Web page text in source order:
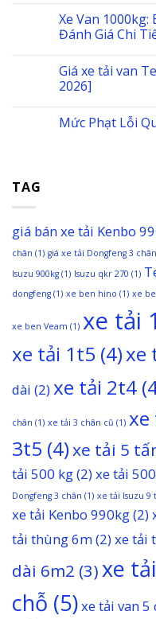
Xe Van
Đánh Giá Chi
Giá xe tải van
2026]
Mức Phạt Lỗi
TAG
giá bán xe tải Kenbo
chân (1) giá xe tải Dongfeng 3 chân
Isuzu 900kg (1) Isuzu qkr 270 (1)
dongfeng (1) xe ben hino (1) xe
xe ben Veam (1) xe tải
xe tải 1t5 (4)xe
dài (2) xe tải 2t4
chân (1) xe tải 3 chân cũ (1) xe
3t5 (4)xe tải 5
tải 500 kg(2) xe tải
Dongfeng 3 chân (1) xe tải Isuzu 9
xe tải Kenbo 990kg(2)
tải thùng 6m(2) xe tải
dài 6m2 (3)xe
chỗ (5)xe tải van 5